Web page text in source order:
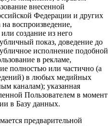
внесенной
Федерации и других
воспроизведение,
создание из него
показ, доведение до
исполнение подобной
в рекламе,
полностью или частично (а
в любых медийных
каналам); указанная
Пользователем в момент
в Базу данных.
предварительной